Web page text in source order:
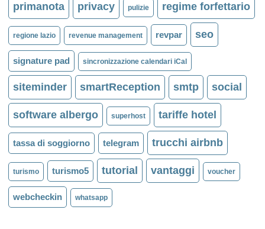
primanota privacy pulizie regime forfettario
regione lazio revenue management revpar seo
signature pad sincronizzazione calendari iCal
siteminder smartReception smtp social
software albergo superhost tariffe hotel
tassa di soggiorno telegram trucchi airbnb
turismo turismo5 tutorial vantaggi voucher
webcheckin whatsapp